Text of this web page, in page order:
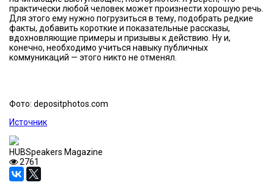
практически любой человек может произнести хорошую речь.
Для этого ему нужно погрузиться в тему, подобрать редкие
факты, добавить короткие и показательные рассказы,
вдохновляющие примеры и призывы к действию. Ну и,
конечно, необходимо учиться навыку публичных
коммуникаций — этого никто не отменял.
Фото: depositphotos.com
Источник
HUBSpeakers Magazine
2761